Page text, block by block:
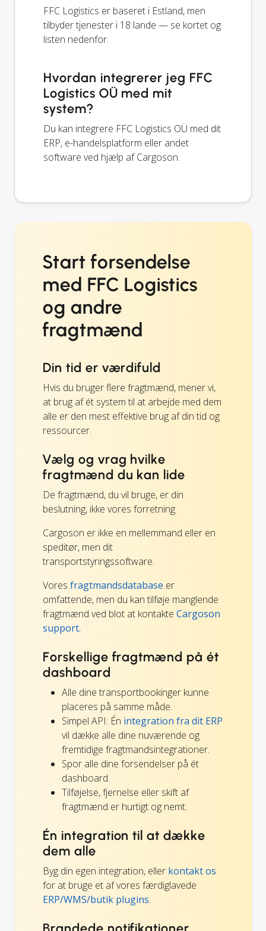
FFC Logistics er baseret i Estland, men
tilbyder tjenester i 18 lande — se kortet og
listen nedenfor.
Hvordan integrerer jeg FFC
Logistics OÜ med mit
system?
Du kan integrere FFC Logistics OÜ med dit
ERP, e-handelsplatform eller andet
software ved hjælp af Cargoson.
Start forsendelse
med FFC Logistics
og andre
fragtmænd
Din tid er værdifuld
Hvis du bruger flere fragtmænd, mener vi,
at brug af ét system til at arbejde med dem
alle er den mest effektive brug af din tid og
ressourcer.
Vælg og vrag hvilke
fragtmænd du kan lide
De fragtmænd, du vil bruge, er din
beslutning, ikke vores forretning.
Cargoson er ikke en mellemmand eller en
speditør, men dit
transportstyringssoftware.
Vores fragtmandsdatabase er
omfattende, men du kan tilføje manglende
fragtmænd ved blot at kontakte Cargoson
support.
Forskellige fragtmænd på ét
dashboard
Alle dine transportbookinger kunne
placeres på samme måde.
Simpel API: Én integration fra dit ERP
vil dække alle dine nuværende og
fremtidige fragtmandsintegrationer.
Spor alle dine forsendelser på ét
dashboard.
Tilføjelse, fjernelse eller skift af
fragtmænd er hurtigt og nemt.
Én integration til at dække
dem alle
Byg din egen integration, eller kontakt os
for at bruge et af vores færdiglavede
ERP/WMS/butik plugins.